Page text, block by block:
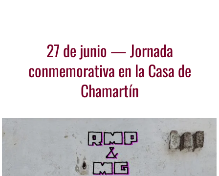
27 de junio — Jornada
conmemorativa en la Casa de
Chamartín